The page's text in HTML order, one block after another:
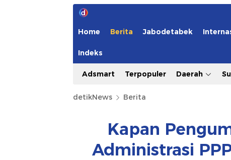
Home Berita Jabodetabek
Indeks
Adsmart Terpopuler Daerah
detikNews Berita
Kapan
Administrasi